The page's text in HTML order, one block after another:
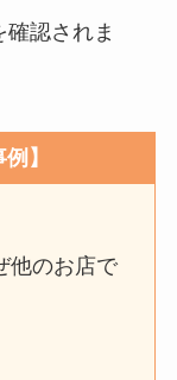
確認されま
】
他のお店で